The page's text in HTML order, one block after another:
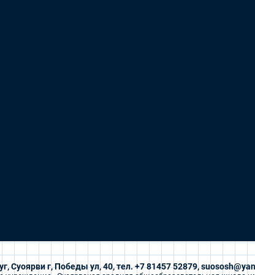
Суоярви г, Победы ул, 40, тел. +7 81457 52879,